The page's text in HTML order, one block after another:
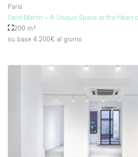
Paris
Saint-Martin – A Unique Space at the Heart
200 m²
su base 4.200€ al giorno